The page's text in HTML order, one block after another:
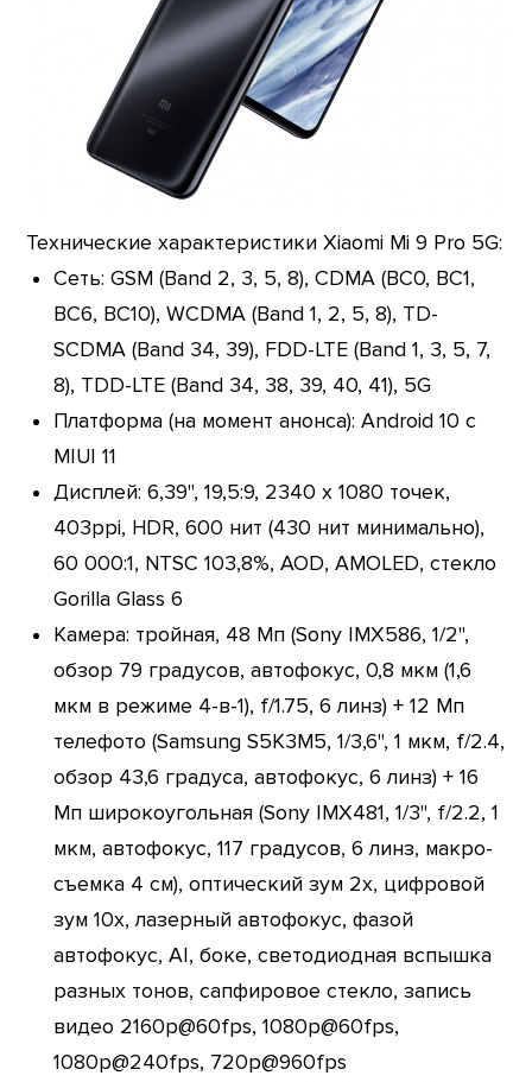
Технические характеристики Xiaomi Mi 9 Pro 5G:
Сеть: GSM (Band 2, 3, 5, 8), CDMA (BC0, BC1,
BC6, BC10), WCDMA (Band 1, 2, 5, 8), TD-
SCDMA (Band 34, 39), FDD-LTE (Band 1, 3, 5, 7,
8), TDD-LTE (Band 34, 38, 39, 40, 41), 5G
Платформа (на момент анонса): Android 10 с
MIUI 11
Дисплей: 6,39", 19,5:9, 2340 х 1080 точек,
403ppi, HDR, 600 нит (430 нит минимально),
60 000:1, NTSC 103,8%, AOD, AMOLED, стекло
Gorilla Glass 6
Камера: тройная, 48 Мп (Sony IMX586, 1/2",
обзор 79 градусов, автофокус, 0,8 мкм (1,6
мкм в режиме 4-в-1), f/1.75, 6 линз) + 12 Мп
телефото (Samsung S5K3M5, 1/3,6", 1 мкм, f/2.4,
обзор 43,6 градуса, автофокус, 6 линз) + 16
Мп широкоугольная (Sony IMX481, 1/3", f/2.2, 1
мкм, автофокус, 117 градусов, 6 линз, макро-
съемка 4 см), оптический зум 2х, цифровой
зум 10х, лазерный автофокус, фазой
автофокус, AI, боке, светодиодная вспышка
разных тонов, сапфировое стекло, запись
видео 2160p@60fps, 1080p@60fps,
1080p@240fps, 720p@960fps